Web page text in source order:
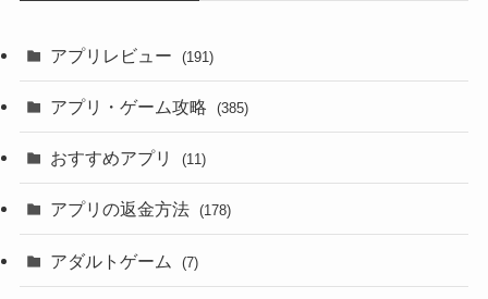
アプリレビュー (191)
アプリ・ゲーム攻略 (385)
おすすめアプリ (11)
アプリの返金方法 (178)
アダルトゲーム (7)